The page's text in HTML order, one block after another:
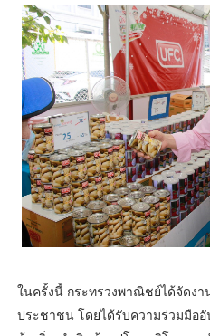
ในครั้งนี้ กระทรวงพาณิชย์ได้จัดง
ประชาชน โดยได้รับความร่วมมือ